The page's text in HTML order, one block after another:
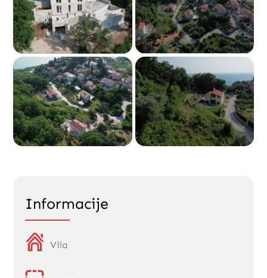
Informacije
Vila